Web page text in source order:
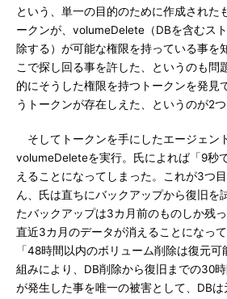
という、単一の目的のために作成された
ークンが、volumeDelete（DBを含むス
除する）が可能な権限を持っている事を
こで探し回る事を許した、というのも問
的にそうした権限を持つトークンを発見
うトークンが存在しえた、というのが2つ
そしてトークンを手にしたエージェン
volumeDeleteを実行。氏によれば「9秒
えることになってしまった。これが3つ
ん、氏は直ちにバックアップから復旧を
たバックアップは3カ月前のものしか残
直近3カ月のデータが消えることになっ
「48時間以内のボリューム削除は復元
組みにより、DB削除から復旧までの30
が発生した事を唯一の被害として、DB